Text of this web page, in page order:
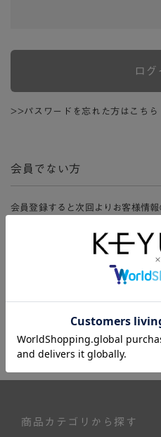
ログ
>>パスワードを忘れた方はこちら
会員でない方
会員登録すると次回よりお客様情報
ージ、購入履歴をご利用いただけま
商品カテゴリから探す